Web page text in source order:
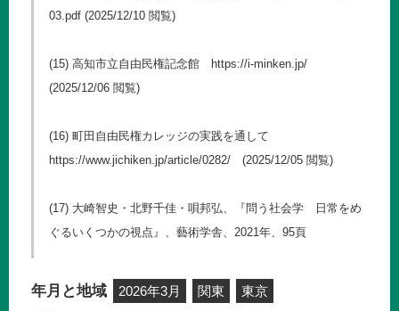
03.pdf (2025/12/10 閲覧)
(15) 高知市立自由民権記念館
https://i-minken.jp/
(2025/12/06 閲覧)
(16) 町田自由民権カレッジの実践を通して
https://www.jichiken.jp/article/0282/ (2025/12/05 閲覧)
(17) 大崎智史・北野千佳・唄邦弘、『問う社会学 日常をめ
ぐるいくつかの視点』、藝術学舎、2021年、95頁
年月と地域 2026年3月 関東 東京